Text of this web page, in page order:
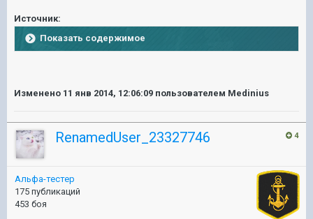
Источник:
Показать содержимое
Изменено 11 янв 2014, 12:06:09 пользователем Medinius
4
RenamedUser_23327746
Альфа-тестер
175 публикаций
453 боя